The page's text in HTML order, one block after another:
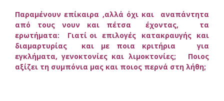
Παραμένουν επίκαιρα ,αλλά όχι και αναπάντητα
από τους νουν και πέτσα έχοντας, τα
ερωτήματα: Γιατί οι επιλογές κατακραυγής και
διαμαρτυρίας και με ποια κριτήρια για
εγκλήματα, γενοκτονίες και λιμοκτονίες; Ποιος
αξίζει τη συμπόνια μας και ποιος περνά στη λήθη;